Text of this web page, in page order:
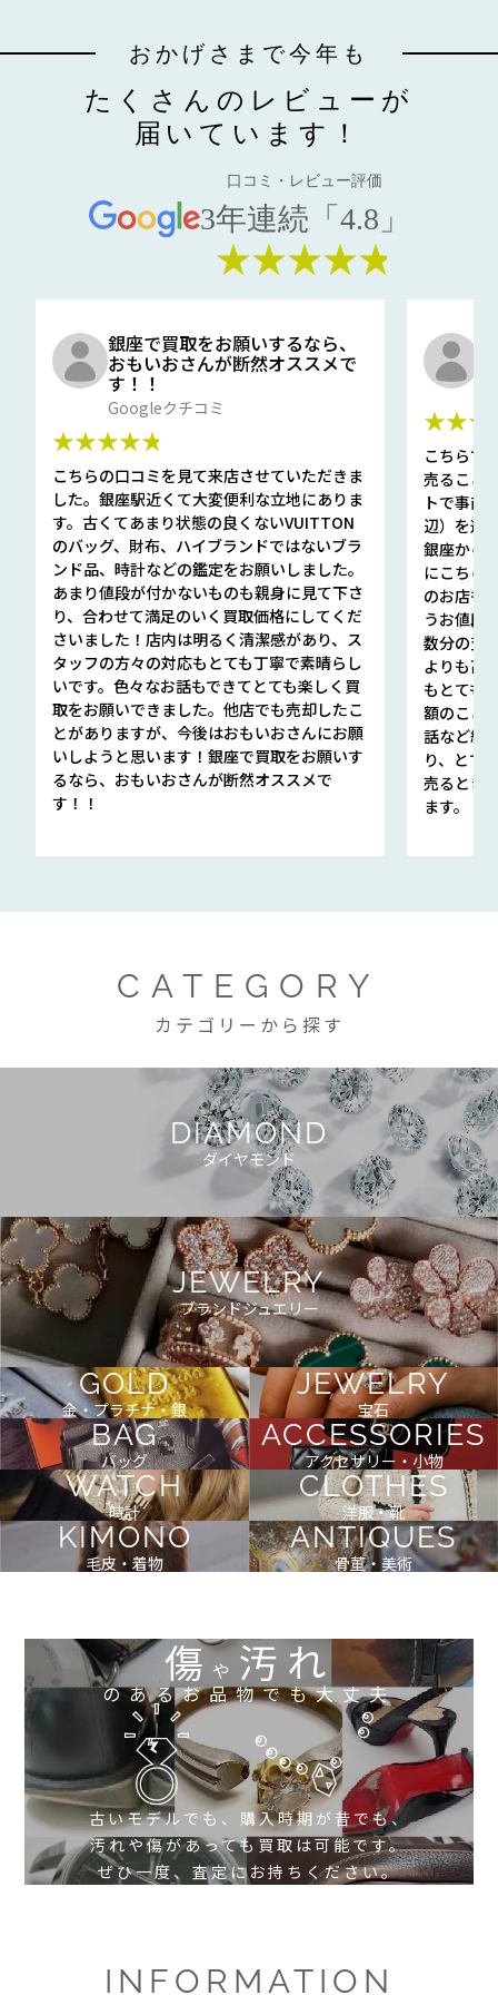
おかげさまで今年も
たくさんのレビューが
届いています！
口コミ・レビュー評価
3年連続「4.8」
★★★★★
銀座で買取をお願いするなら、
おもいおさんが断然オススメで
す！！
Googleクチコミ
★★★★★
こちらの口コミを見て来店させていただきま
した。銀座駅近くて大変便利な立地にありま
す。古くてあまり状態の良くないVUITTON
のバッグ、財布、ハイブランドではないブラ
ンド品、時計などの鑑定をお願いしました。
あまり値段が付かないものも親身に見て下さ
り、合わせて満足のいく買取価格にしてくだ
さいました！店内は明るく清潔感があり、ス
タッフの方々の対応もとても丁寧で素晴らし
いです。色々なお話もできてとても楽しく買
取をお願いできました。他店でも売却したこ
とがありますが、今後はおもいおさんにお願
いしようと思います！銀座で買取をお願いす
るなら、おもいおさんが断然オススメで
す！！
こちらで
売ること
トで事前
辺）を選
銀座から
にこちら
のお店も
うお値段
数分の査
よりも高
もとても
額のこと
話など細
り、とて
売るとき
ます。
CATEGORY
カテゴリーから探す
DIAMOND
ダイヤモンド
JEWELRY
ブランドジュエリー
GOLD
金・プラチナ・銀
JEWELRY
宝石
BAG
バッグ
ACCESSORIES
アクセサリー・小物
WATCH
時計
CLOTHES
洋服・靴
KIMONO
毛皮・着物
ANTIQUES
骨董・美術
傷や 汚れ
のあるお品物でも大丈夫
古いモデルでも、購入時期が昔でも、
汚れや傷があっても買取は可能です。
ぜひ一度、査定にお持ちください。
INFORMATION